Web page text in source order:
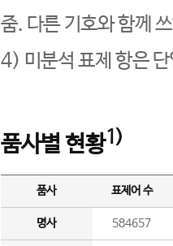
줌. 다른 기호와 함께
4) 미분석 표제 항은
품사별 현황1)
품사 표제어 수
명사 584657